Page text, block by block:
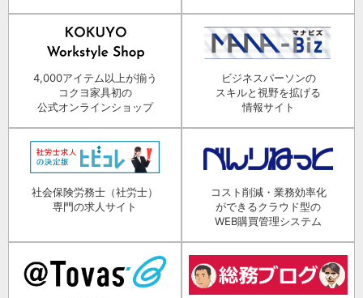
4,000アイテム以上が揃う
コクヨ家具初の
公式オンラインショップ
ビジネスパーソンの
スキルと視野を拡げる
情報サイト
社会保険労務士（社労士）
専門の求人サイト
コスト削減・業務効率化
ができるクラウド型の
WEB購買管理システム